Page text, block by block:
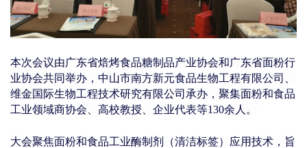
本次会议由广东省焙烤食品糖制品产业协会和广东省面粉行
业协会共同举办，中山市南方新元食品生物工程有限公司、
维金国际生物工程技术研究有限公司承办，聚集面粉和食品
工业领域商协会、高校教授、企业代表等130余人。
大会聚焦面粉和食品工业酶制剂（清洁标签）应用技术，旨